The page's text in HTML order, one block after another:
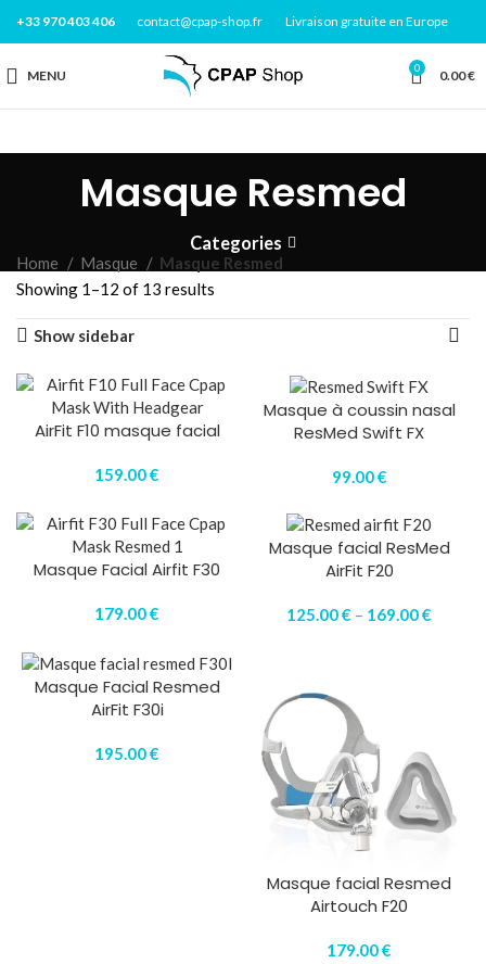
+33 970 403 406 contact@cpap-shop.fr Livraison gratuite en Europe
MENU 0 0.00€
Masque Resmed
Categories
Home Masque
Masque Resmed
Showing 1–12 of 13 results
Show sidebar
AirFit F10 masque facial
159.00€
Masque à coussin nasal
ResMed Swift FX
99.00€
Masque Facial Airfit F30
179.00€
Masque facial ResMed
AirFit F20
125.00€ – 169.00€
Masque Facial Resmed
AirFit F30i
195.00€
Masque facial Resmed
Airtouch F20
179.00€